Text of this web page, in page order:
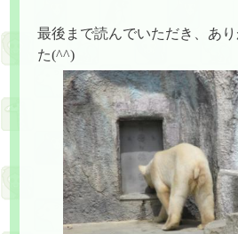
最後まで読んでいただき、あ
た(^^)